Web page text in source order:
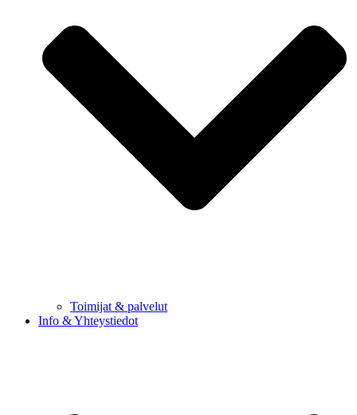
Toimijat & palvelut
Info & Yhteystiedot